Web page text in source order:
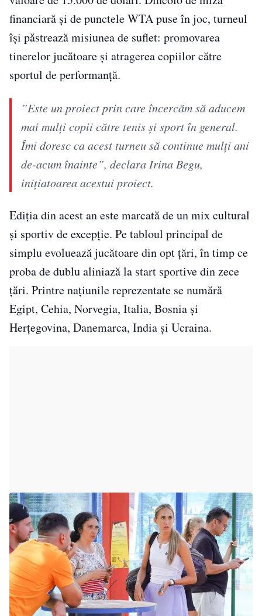
financiară și de punctele WTA puse în joc, turneul
își păstrează misiunea de suflet: promovarea
tinerelor jucătoare și atragerea copiilor către
sportul de performanță.
”Este un proiect prin care încercăm să aducem
mai mulți copii către tenis și sport în general.
Îmi doresc ca acest turneu să continue mulți ani
de-acum înainte”, declara Irina Begu,
inițiatoarea acestui proiect.
Ediția din acest an este marcată de un mix cultural
și sportiv de excepție. Pe tabloul principal de
simplu evoluează jucătoare din opt țări, în timp ce
proba de dublu aliniază la start sportive din zece
țări. Printre națiunile reprezentate se numără
Egipt, Cehia, Norvegia, Italia, Bosnia și
Herțegovina, Danemarca, India și Ucraina.